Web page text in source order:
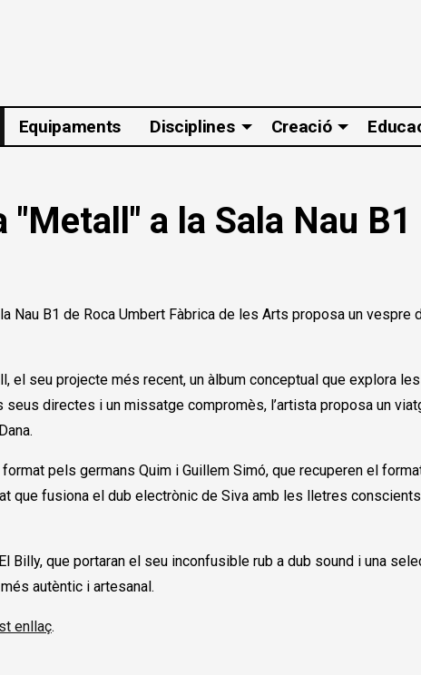
Equipaments Disciplines Creació
"Metall" a la Sala Nau
Nau B1 de Roca Umbert Fàbrica de les Arts proposa un
el seu projecte més recent, un àlbum conceptual que explora
seus directes i un missatge compromès, l’artista proposa un
pels germans Quim i Guillem Simó, que recuperen el
que fusiona el dub electrònic de Siva amb les lletres
Billy, que portaran el seu inconfusible rub a dub sound i una
autèntic i artesanal.
enllaç.